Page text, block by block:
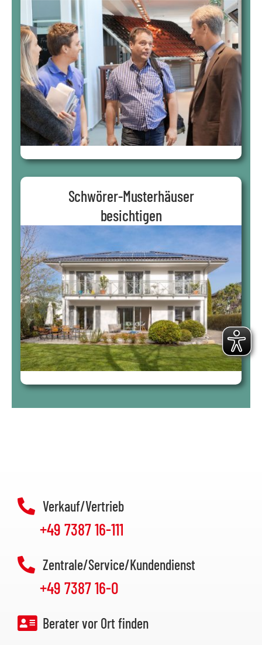
Schwörer-Musterhäuser
besichtigen
Verkauf/Vertrieb
+49 7387 16-111
Zentrale/Service/Kundendienst
+49 7387 16-0
Berater vor Ort finden